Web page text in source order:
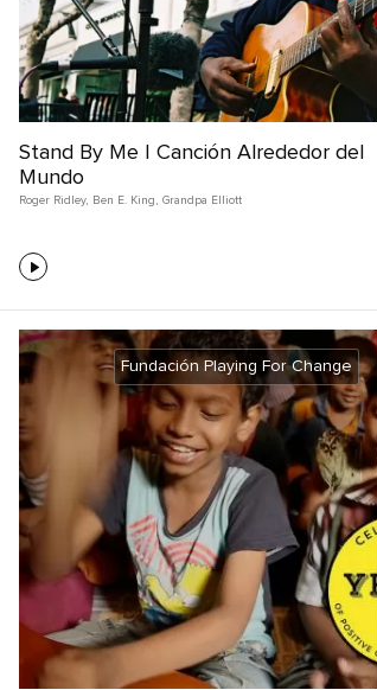
Stand By Me | Canción Alrededor del
Mundo
Roger Ridley, Ben E. King , Grandpa Elliott
Fundación Playing For Change